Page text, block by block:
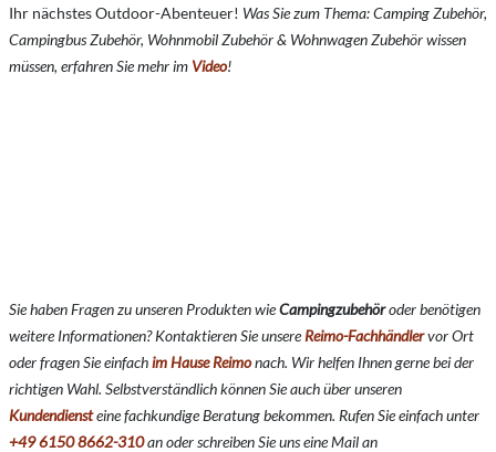
Ihr nächstes Outdoor-Abenteuer! Was Sie zum Thema: Camping Zubehör,
Campingbus Zubehör, Wohnmobil Zubehör & Wohnwagen Zubehör wissen
müssen, erfahren Sie mehr im Video!
Sie haben Fragen zu unseren Produkten wieCampingzubehöroder benötigen
weitere Informationen? Kontaktieren Sie unsereReimo-Fachhändlervor Ort
oder fragen Sie einfachim Hause Reimonach. Wir helfen Ihnen gerne bei der
richtigen Wahl. Selbstverständlich können Sie auch über unseren
Kundendiensteine fachkundige Beratung bekommen. Rufen Sie einfach unter
+49 6150 8662-310an oder schreiben Sie uns eine Mail an